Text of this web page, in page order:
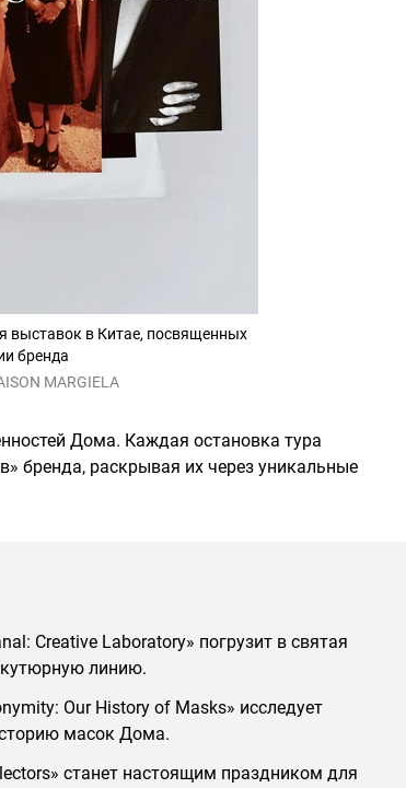
выставок в Китае, посвященных
бренда
MARGIELA
Дома. Каждая остановка тура
бренда, раскрывая их через уникальные
Creative Laboratory» погрузит в святая
линию.
Our History of Masks» исследует
масок Дома.
станет настоящим праздником для